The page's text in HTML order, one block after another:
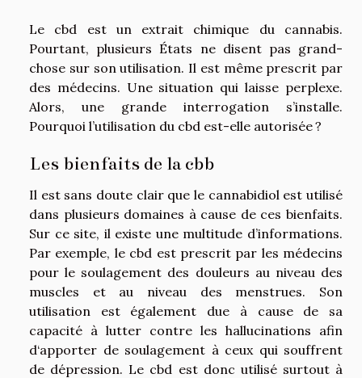
Le cbd est un extrait chimique du cannabis.
Pourtant, plusieurs États ne disent pas grand-
chose sur son utilisation. Il est même prescrit par
des médecins. Une situation qui laisse perplexe.
Alors, une grande interrogation s’installe.
Pourquoi l’utilisation du cbd est-elle autorisée ?
Les bienfaits de la cbb
Il est sans doute clair que le cannabidiol est utilisé
dans plusieurs domaines à cause de ces bienfaits.
Sur ce site, il existe une multitude d’informations.
Par exemple, le cbd est prescrit par les médecins
pour le soulagement des douleurs au niveau des
muscles et au niveau des menstrues. Son
utilisation est également due à cause de sa
capacité à lutter contre les hallucinations afin
d‘apporter de soulagement à ceux qui souffrent
de dépression. Le cbd est donc utilisé surtout à